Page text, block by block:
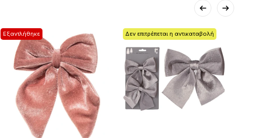
Εξαντλήθηκε Δεν επιτρέπεται η αντικαταβολή